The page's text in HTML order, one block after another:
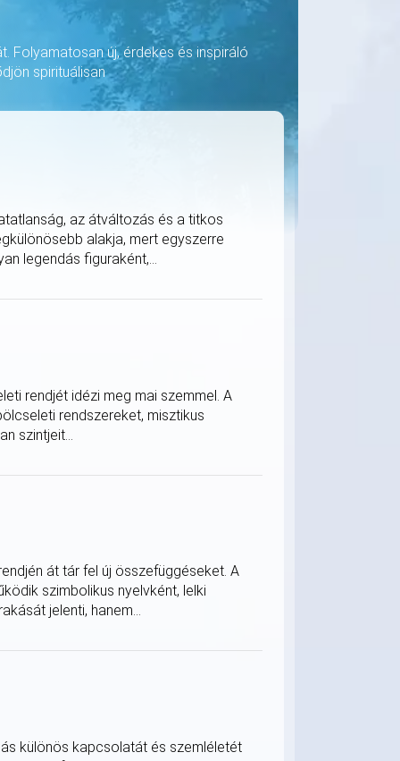
Folyamatosan új, érdekes és inspiráló
spirituálisan
az átváltozás és a titkos
alakja, mert egyszerre
legendás figuraként,...
rendjét idézi meg mai szemmel. A
rendszereket, misztikus
szintjeit...
át tár fel új összefüggéseket. A
szimbolikus nyelvként, lelki
jelenti, hanem...
különös kapcsolatát és szemléletét